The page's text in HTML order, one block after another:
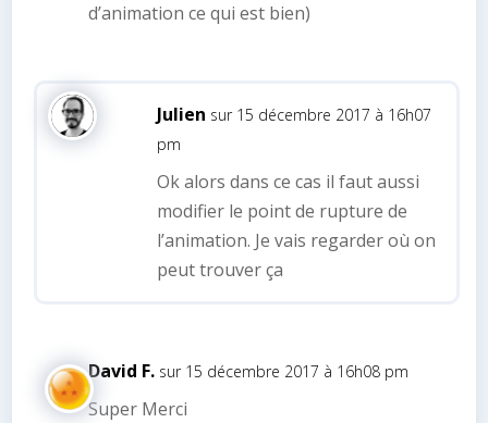
d’animation ce qui est bien)
Julien sur 15 décembre 2017 à 16h07
pm
Ok alors dans ce cas il faut aussi
modifier le point de rupture de
l’animation. Je vais regarder où on
peut trouver ça
David F. sur 15 décembre 2017 à 16h08 pm
Super Merci